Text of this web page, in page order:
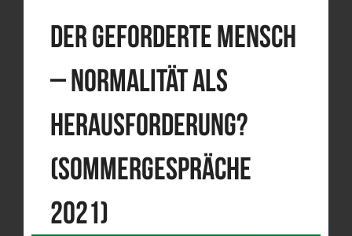
Der geforderte Mensch
– Normalität als
Herausforderung?
(Sommergespräche
2021)